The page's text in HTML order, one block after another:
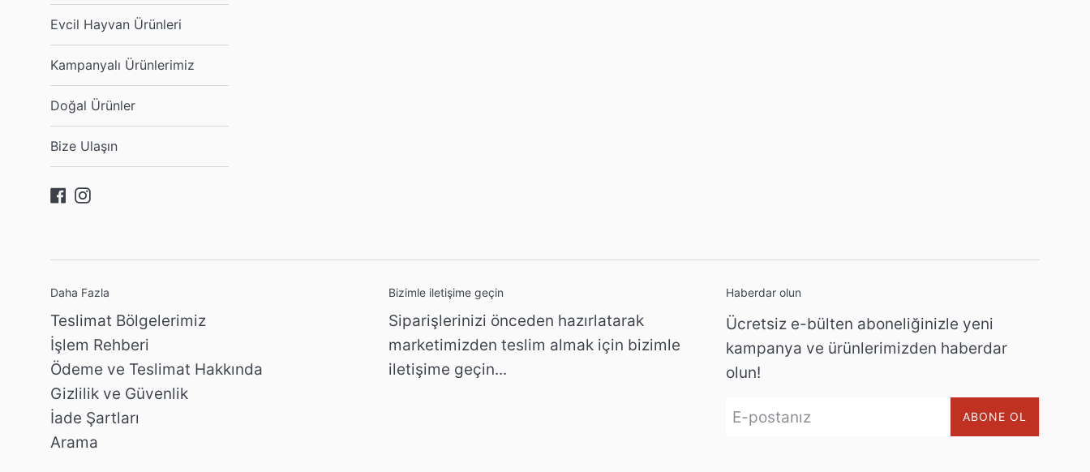
Evcil Hayvan Ürünleri
Kampanyalı Ürünlerimiz
Doğal Ürünler
Bize Ulaşın
Facebook
Instagram
Daha Fazla
Teslimat Bölgelerimiz
İşlem Rehberi
Ödeme ve Teslimat Hakkında
Gizlilik ve Güvenlik
İade Şartları
Arama
Bizimle iletişime geçin
Siparişlerinizi önceden hazırlatarak
marketimizden teslim almak için bizimle
iletişime geçin...
Haberdar olun
Ücretsiz e-bülten aboneliğinizle yeni
kampanya ve ürünlerimizden haberdar
olun!
ABONE OL